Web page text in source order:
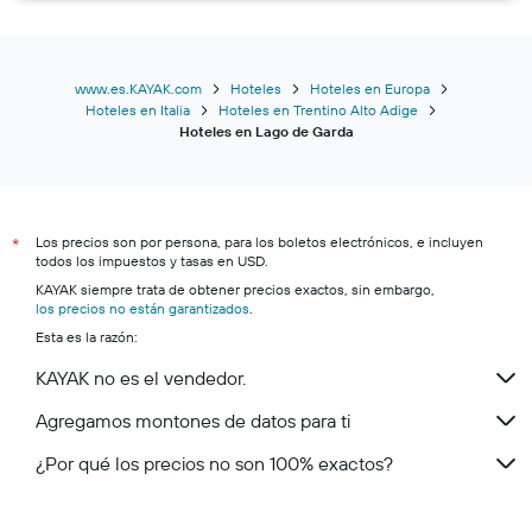
Hoteles en Torri Del Benaco
Hoteles en Manerba del Garda
Hoteles en Pieve di Ledro
Hoteles en Gargnano
Hoteles en Saló
Hoteles en San Zeno di Montagna
Hoteles en Lonato del Garda
Hoteles en Affi
www.es.KAYAK.com Hoteles
Hoteles en Europa
Hoteles en Italia
Hoteles en Trentino Alto Adige
Hoteles en Lago de Garda
*
Los precios son por persona, para los boletos electrónicos, e incluyen
todos los impuestos y tasas en USD.
KAYAK siempre trata de obtener precios exactos, sin embargo,
los precios no están garantizados.
Esta es la razón:
KAYAK no es el vendedor.
Agregamos montones de datos para ti
¿Por qué los precios no son 100% exactos?